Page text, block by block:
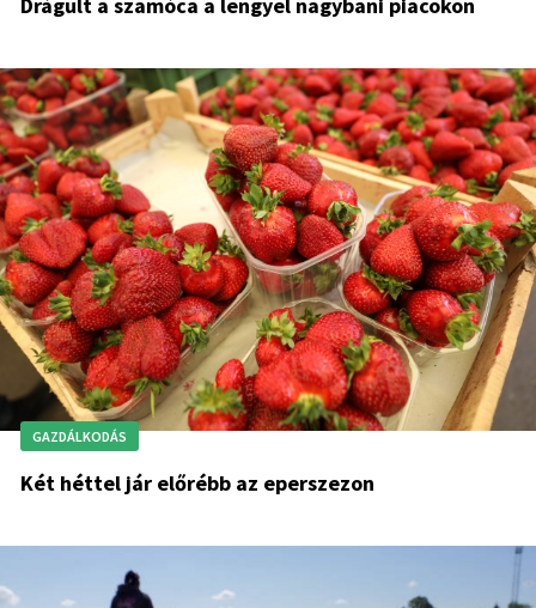
GAZDÁLKODÁS
Két héttel jár előrébb az eperszezon